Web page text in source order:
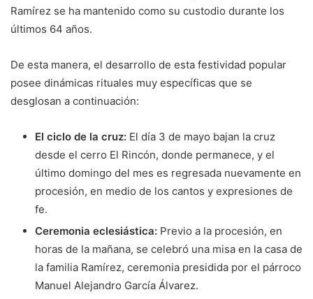
Ramírez se ha mantenido como su custodio durante los
últimos 64 años.
De esta manera, el desarrollo de esta festividad popular
posee dinámicas rituales muy específicas que se
desglosan a continuación:
El ciclo de la cruz: El día 3 de mayo bajan la cruz
desde el cerro El Rincón, donde permanece, y el
último domingo del mes es regresada nuevamente en
procesión, en medio de los cantos y expresiones de
fe.
Ceremonia eclesiástica: Previo a la procesión, en
horas de la mañana, se celebró una misa en la casa de
la familia Ramírez, ceremonia presidida por el párroco
Manuel Alejandro García Álvarez.